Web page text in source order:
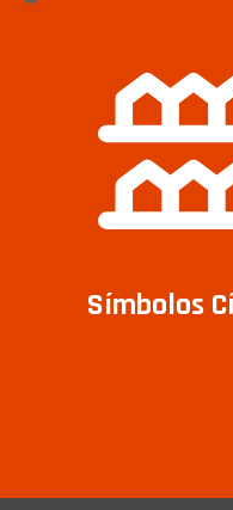
Símbolos